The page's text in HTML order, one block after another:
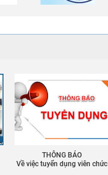
THÔNG BÁO
Về việc tuyển dụng viên chức